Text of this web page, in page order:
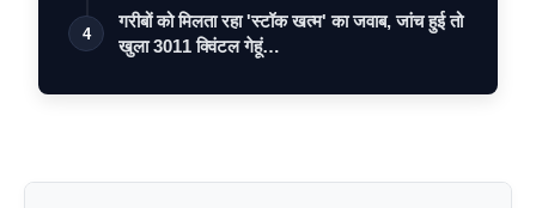
4
गरीबों को मिलता रहा 'स्टॉक खत्म' का जवाब, जांच हुई तो
खुला 3011 क्विंटल गेहूं…